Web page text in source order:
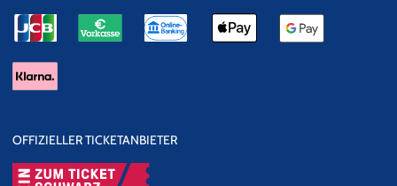
Wer über THE MUSIC OF LES MISÉRABLES auf dem Laufenden
anmelden.
OFFIZIELLER TICKETANBIETER